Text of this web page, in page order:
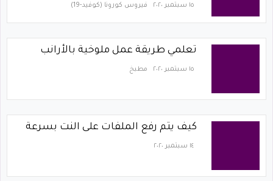
١٥ سبتمبر ٢٠٢٠ فيروس كورونا (كوفيد-19)‏
تعلمي طريقة عمل ملوخية بالأرانب
١٥ سبتمبر ٢٠٢٠ مطبخ
كيف يتم رفع الملفات على النت بسرعة
١٤ سبتمبر ٢٠٢٠